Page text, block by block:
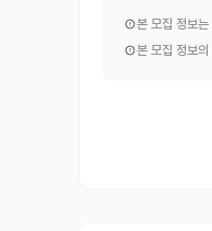
본 모집 정보
본 모집 정보